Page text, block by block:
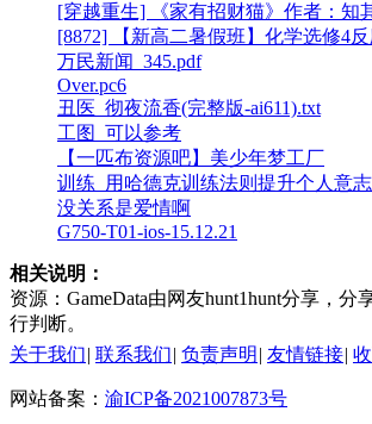
[穿越重生] 《家有招财猫》作者：知
[8872] 【新高二暑假班】化学选修4
万民新闻_345.pdf
Over.pc6
丑医_彻夜流香(完整版-ai611).txt
工图_可以参考
【一匹布资源吧】美少年梦工厂
训练_用哈德克训练法则提升个人意志
没关系是爱情啊
G750-T01-ios-15.12.21
相关说明：
资源：GameData由网友hunt1hunt分享，
行判断。
关于我们| 联系我们| 负责声明 | 友情链接|
网站备案： 渝ICP备2021007873号